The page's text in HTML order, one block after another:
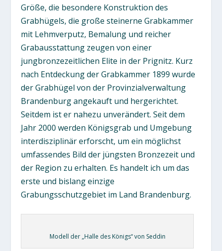
Größe, die besondere Konstruktion des
Grabhügels, die große steinerne Grabkammer
mit Lehmverputz, Bemalung und reicher
Grabausstattung zeugen von einer
jungbronzezeitlichen Elite in der Prignitz. Kurz
nach Entdeckung der Grabkammer 1899 wurde
der Grabhügel von der Provinzialverwaltung
Brandenburg angekauft und hergerichtet.
Seitdem ist er nahezu unverändert. Seit dem
Jahr 2000 werden Königsgrab und Umgebung
interdisziplinär erforscht, um ein möglichst
umfassendes Bild der jüngsten Bronzezeit und
der Region zu erhalten. Es handelt ich um das
erste und bislang einzige
Grabungsschutzgebiet im Land Brandenburg.
Modell der „Halle des Königs“ von Seddin